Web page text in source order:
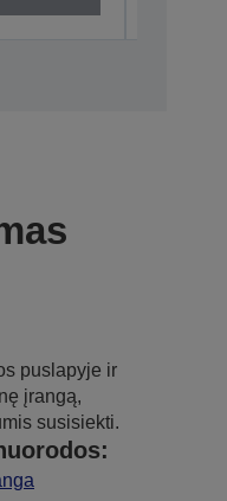
puslapyje ir
įrangą,
susisiekti.